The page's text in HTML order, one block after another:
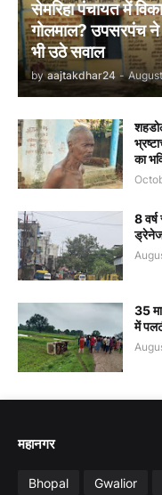
सेमरिहा पंचायत में
गोलमाल? उपसरपंच ने
भी उठे सवाल
by aajtakdhar24 -
का
8
ड्रेनेज
35
में
महानगर
Bhopal Gwalior